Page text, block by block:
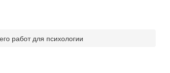
работ для психологии